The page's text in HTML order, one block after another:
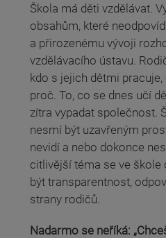
Škola má děti vzdělávat.
obsahům, které
a přirozenému vývoji
vzdělávacího ústavu.
kdo s jejich dětmi
proč. To, co se dnes učí
zítra vypadat společnost.
nesmí být uzavřeným
nevidí a nebo dokonce
citlivější téma se ve
být transparentnost,
strany rodičů.
Nadarmo se neříká: